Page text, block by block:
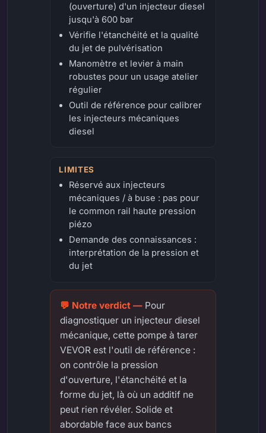
(ouverture) d'un injecteur diesel
jusqu'à 600 bar
Vérifie l'étanchéité et la qualité
du jet de pulvérisation
Manomètre et levier à main
robustes pour un usage atelier
régulier
Outil de référence pour calibrer
les injecteurs mécaniques
diesel
LIMITES
Réservé aux injecteurs
mécaniques / à buse : pas pour
le common rail haute pression
piézo
Demande des connaissances :
interprétation de la pression et
du jet
Pour
diagnostiquer un injecteur diesel
mécanique, cette pompe à tarer
VEVOR est l'outil de référence :
on contrôle la pression
d'ouverture, l'étanchéité et la
forme du jet, là où un additif ne
peut rien révéler. Solide et
abordable face aux bancs